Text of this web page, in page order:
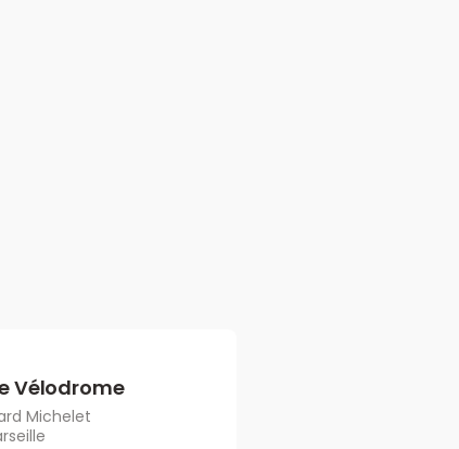
Vélodrome
Michelet